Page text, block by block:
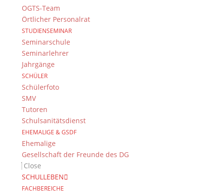
OGTS-Team
Örtlicher Personalrat
STUDIENSEMINAR
Seminarschule
Seminarlehrer
Jahrgänge
SCHÜLER
Schülerfoto
SMV
Tutoren
Schulsanitätsdienst
EHEMALIGE & GSDF
Ehemalige
Gesellschaft der Freunde des DG
Close
SCHULLEBEN
FACHBEREICHE
Impressum & Datenschutz
Impressum
Datenschutzerklärung
Kontakt
© 2015-2022, Dientzenhofer-Gymnasium Bamberg
Immer Aktuell
Bleiben Sie immer auf dem neusten Stand und
folgen Sie uns auf Twitter
Folgen Sie demDG RSS Feed
Kontakt Webteam
Kontaktieren Sie das Webteam